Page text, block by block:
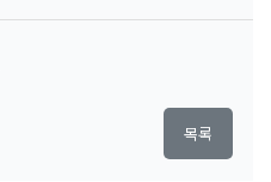
목록